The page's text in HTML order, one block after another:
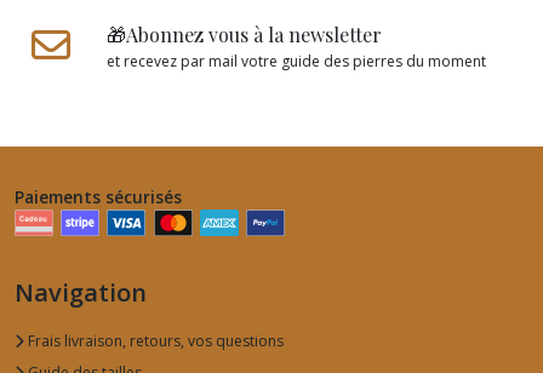
🎁Abonnez vous à la newsletter
et recevez par mail votre guide des pierres du moment
Paiements sécurisés
Navigation
Frais livraison, retours, vos questions